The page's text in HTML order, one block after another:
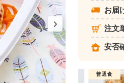
お届
注文
安否
制限食 普通食